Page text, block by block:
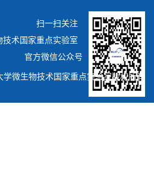
扫一扫关注
技术国家重点实验室
官方微信公众号
微生物技术国家重点实验室版权所有